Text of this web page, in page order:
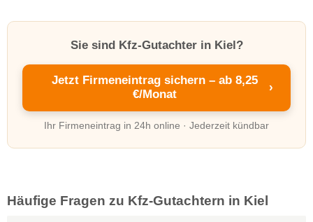
Sie sind Kfz-Gutachter in Kiel?
Jetzt Firmeneintrag sichern – ab 8,25
€/Monat
›
Ihr Firmeneintrag in 24h online · Jederzeit kündbar
Häufige Fragen zu Kfz-Gutachtern in Kiel